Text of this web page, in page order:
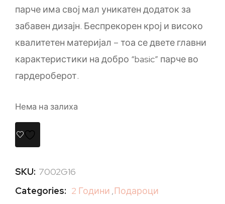
парче има свој мал уникатен додаток за
забавен дизајн. Беспрекорен крој и високо
квалитетен материјал – тоа се двете главни
карактеристики на добро “basic” парче во
гардероберот.
Нема на залиха
SKU: 7002G16
Categories: 2 Години ,Подароци